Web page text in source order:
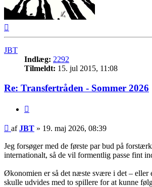
JBT
Indlæg: 2292
Tilmeldt: 15. jul 2015, 11:08
Re: Transfertråden - Sommer 2026
Indlæg
afJBT » 19. maj 2026, 08:39
Jeg forsøger med de første par bud på
internationalt, så de vil formentlig passe fint
Økonomien er så det næste svære i det – eller
skulle udvides med to spillere for at kunne